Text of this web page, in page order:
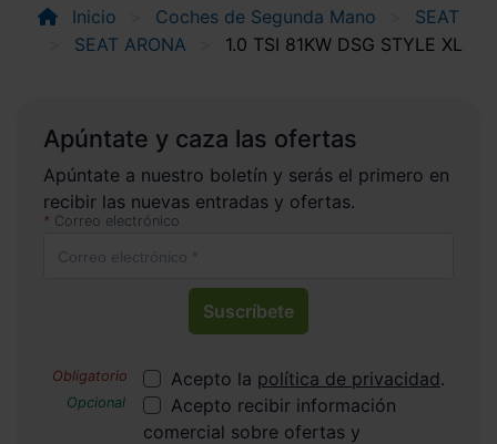
Inicio Coches de Segunda Mano
SEAT
SEAT ARONA
1.0 TSI 81KW DSG STYLE XL
Apúntate y caza las ofertas
Apúntate a nuestro boletín y serás el primero en
recibir las nuevas entradas y ofertas.
Correo electrónico
Suscríbete
Acepto la política de privacidad.
Acepto recibir información
comercial sobre ofertas y